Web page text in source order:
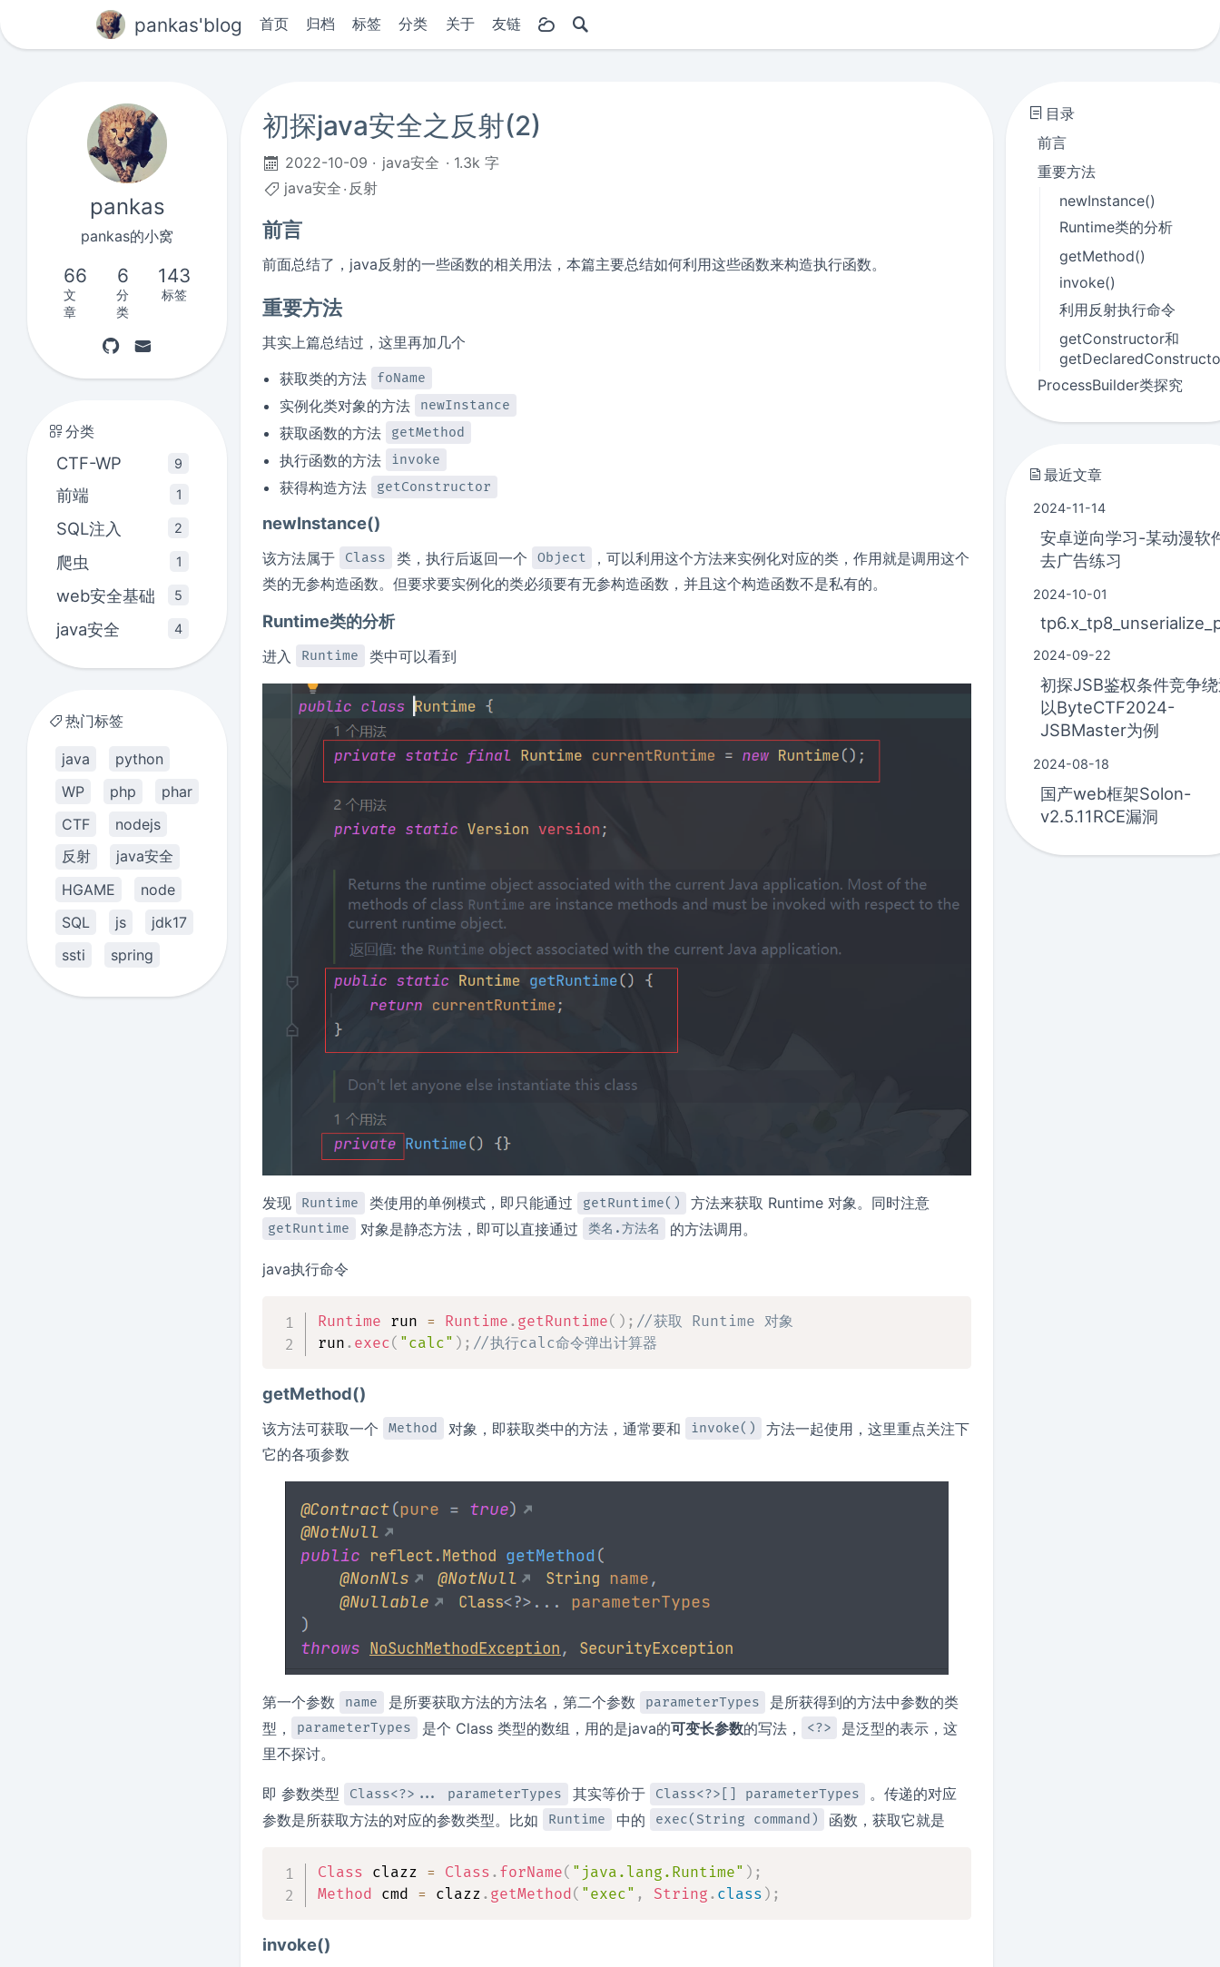
pankas'blog 首页 归档 标签 分类 关于 友链
初探java安全之反射(2)
2022-10-09 java安全
1.3k 字
java安全 反射
前言
前面总结了，java反射的一些函数的相关用法，本篇主要总结如何利用这些函数来构造执行函数。
重要方法
其实上篇总结过，这里再加几个
获取类的方法
foName
实例化类对象的方法 newInstance
获取函数的方法 getMethod
执行函数的方法 invoke
获得构造方法 getConstructor
newInstance()
该方法属于 Class 类，执行后返回一个 Object
，可以利用这个方法来实例化对应的类，作用就是调用这个
类的无参构造函数。但要求要实例化的类必须要有无参构造函数，并且这个构造函数不是私有的。
Runtime类的分析
进入 Runtime 类中可以看到
发现 Runtime 类使用的单例模式，即只能通过 getRuntime() 方法来获取 Runtime 对象。同时注意
getRuntime 对象是静态方法，即可以直接通过 类名.方法名 的方法调用。
java执行命令
Runtime run = Runtime . getRuntime( ) ; //获取 Runtime 对象
run . exec( "calc" ) ; //执行calc命令弹出计算器
getMethod()
该方法可获取一个 Method 对象，即获取类中的方法，通常要和 invoke()
方法一起使用，这里重点关注下
它的各项参数
第一个参数 name 是所要获取方法的方法名，第二个参数 parameterTypes
是所获得到的方法中参数的类
型，
parameterTypes 是个 Class 类型的数组，用的是java的可变长参数的写法， <?>
是泛型的表示，这
里不探讨。
即 参数类型 Class<?>... parameterTypes 其实等价于 Class<?>[] parameterTypes
。传递的对应
参数是所获取方法的对应的参数类型。比如
Runtime 中的 exec(String command) 函数，获取它就是
Class clazz = Class . forName( "java.lang.Runtime" ) ;
Method cmd = clazz . getMethod ( "exec" , String . class ) ;
invoke()
pankas
pankas的小窝
66
文
章
6
分
类
143
标签
分类
CTF-WP 9
前端 1
SQL注入 2
爬虫 1
web安全基础 5
java安全 4
热门标签
java
python
WP
php
phar
CTF
nodejs
反射
java安全
HGAME
node
SQL
js
jdk17
ssti
spring
目录
前言
重要方法
newInstance()
Runtime类的分析
getMethod()
invoke()
利用反射执行命令
getConstructor和
ProcessBuilder类探究
最近文章
2024-11-14
安卓逆向学习-某动漫软
去广告练习
2024-10-01
2024-09-22
初探JSB鉴权条件竞争
以ByteCTF2024-
JSBMaster为例
2024-08-18
国产web框架Solon-
v2.5.11RCE漏洞